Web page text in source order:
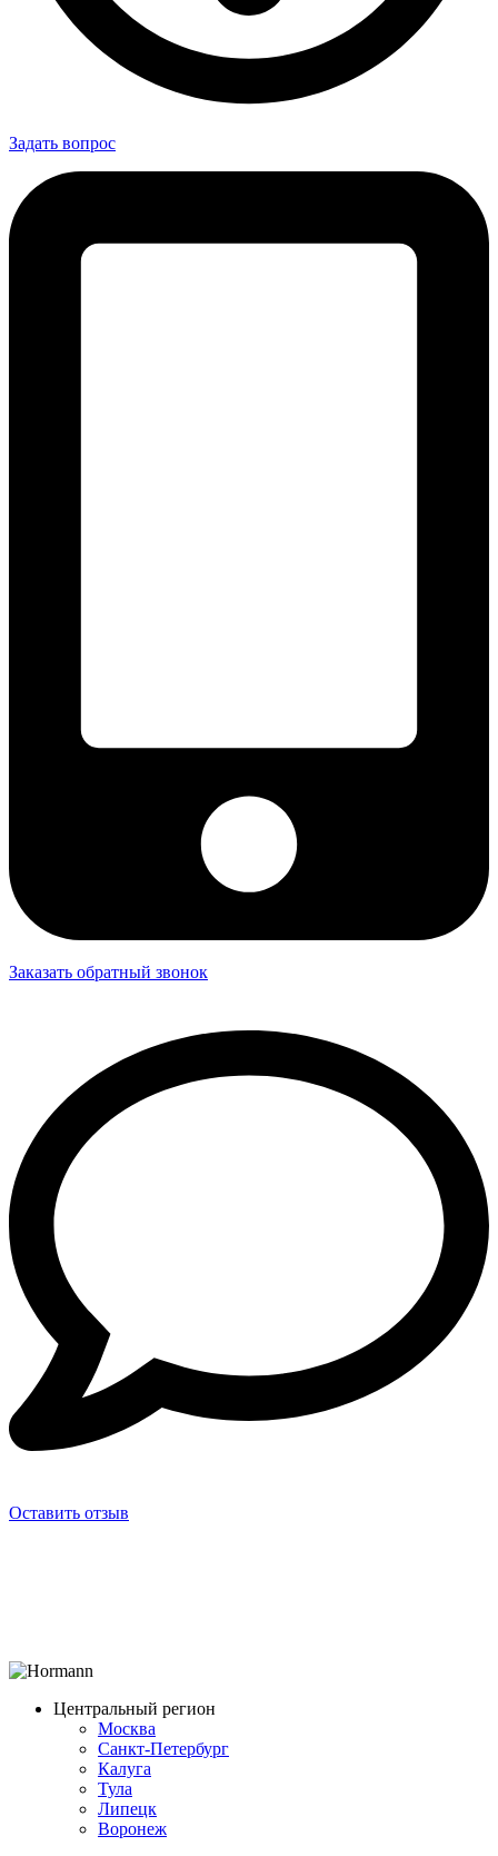
Задать вопрос
Заказать обратный звонок
Оставить отзыв
Центральный регион
Москва
Санкт-Петербург
Калуга
Тула
Липецк
Воронеж